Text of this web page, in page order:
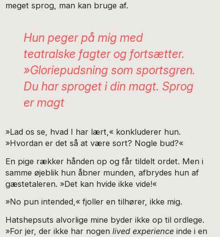
meget sprog, man kan bruge af.
Hun peger på mig med
teatralske fagter og fortsætter.
»Gloriepudsning som sportsgren.
Du har sproget i din magt. Sprog
ermagt
»Lad os se, hvad I har lært,« konkluderer hun.
»Hvordan er det så at være sort? Nogle bud?«
En pige rækker hånden op og får tildelt ordet. Men i
samme øjeblik hun åbner munden, afbrydes hun af
gæstetaleren. »Det kan hvide ikke vide!«
»No pun intended,« fjoller en tilhører, ikke mig.
Hatshepsuts alvorlige mine byder ikke op til ordlege.
»For jer, der ikke har nogenlived experienceinde i en